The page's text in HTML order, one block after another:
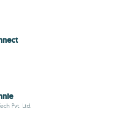
Pvt. Ltd.